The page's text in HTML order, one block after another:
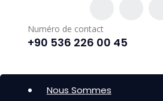
Numéro de contact
+90 536 226 00 45
Nous Sommes